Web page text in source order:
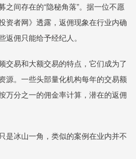
之间存在的“隐秘角落”。据一位不愿
资者网》透露，返佣现象在行业内确
返佣只能给予经纪人。
交易和大额交易的特点，它们成为了
源。一些头部量化机构每年的交易额
万分之一的佣金率计算，潜在的返佣
是冰山一角，类似的案例在业内并不